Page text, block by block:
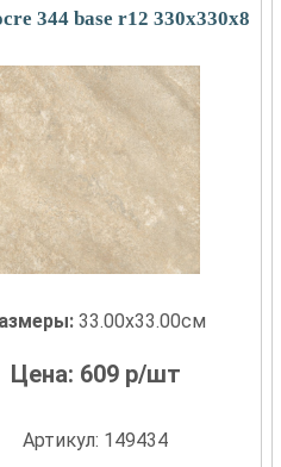
344 base r12 330x330x8
33.00x33.00см
Цена: 609р/шт
Артикул: 149434